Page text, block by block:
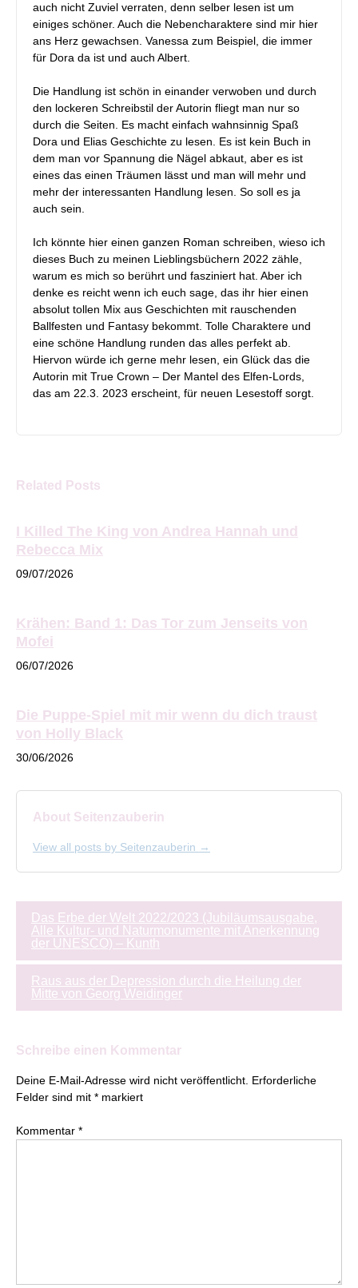
auch nicht Zuviel verraten, denn selber lesen ist um
einiges schöner. Auch die Nebencharaktere sind mir hier
ans Herz gewachsen. Vanessa zum Beispiel, die immer
für Dora da ist und auch Albert.
Die Handlung ist schön in einander verwoben und durch
den lockeren Schreibstil der Autorin fliegt man nur so
durch die Seiten. Es macht einfach wahnsinnig Spaß
Dora und Elias Geschichte zu lesen. Es ist kein Buch in
dem man vor Spannung die Nägel abkaut, aber es ist
eines das einen Träumen lässt und man will mehr und
mehr der interessanten Handlung lesen. So soll es ja
auch sein.
Ich könnte hier einen ganzen Roman schreiben, wieso ich
dieses Buch zu meinen Lieblingsbüchern 2022 zähle,
warum es mich so berührt und fasziniert hat. Aber ich
denke es reicht wenn ich euch sage, das ihr hier einen
absolut tollen Mix aus Geschichten mit rauschenden
Ballfesten und Fantasy bekommt. Tolle Charaktere und
eine schöne Handlung runden das alles perfekt ab.
Hiervon würde ich gerne mehr lesen, ein Glück das die
Autorin mit True Crown – Der Mantel des Elfen-Lords,
das am 22.3. 2023 erscheint, für neuen Lesestoff sorgt.
Related Posts
I Killed The King von Andrea Hannah und
Rebecca Mix
09/07/2026
Krähen: Band 1: Das Tor zum Jenseits von
Mofei
06/07/2026
Die Puppe-Spiel mit mir wenn du dich traust
von Holly Black
30/06/2026
About Seitenzauberin
View all posts by Seitenzauberin →
Beitragsnavigation
Das Erbe der Welt 2022/2023 (Jubiläumsausgabe,
Alle Kultur- und Naturmonumente mit Anerkennung
der UNESCO) – Kunth
Raus aus der Depression durch die Heilung der
Mitte von Georg Weidinger
Schreibe einen Kommentar
Deine E-Mail-Adresse wird nicht veröffentlicht. Erforderliche
Felder sind mit * markiert
Kommentar *